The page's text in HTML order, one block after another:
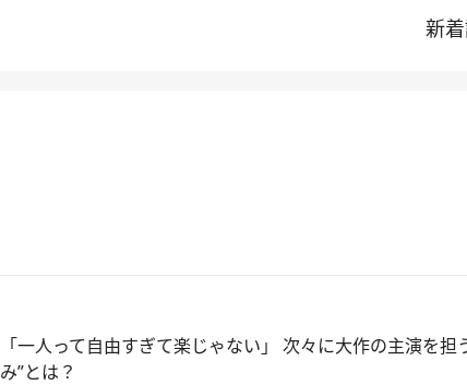
新
「一人って自由すぎて楽じゃない」 次々に大作の主演を
み”とは？